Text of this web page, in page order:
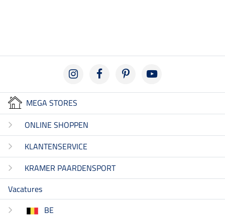
MEGA STORES
ONLINE SHOPPEN
KLANTENSERVICE
KRAMER PAARDENSPORT
Vacatures
BE